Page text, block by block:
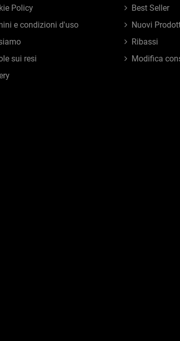
Best Seller
Nuovi
Ribassi
Modifica
Policy
e condizioni d'uso
sui resi